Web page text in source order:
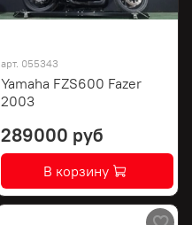
арт. 055343
Yamaha FZS600 Fazer
2003
289000 руб
В корзину